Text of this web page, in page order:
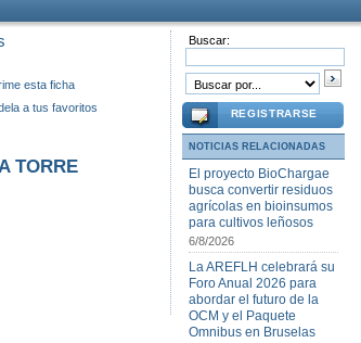
esta ficha
a tus favoritos
TORRE
Buscar:
REGISTRARSE
NOTICIAS RELACIONADAS
El proyecto BioChargae
busca convertir residuos
agrícolas en bioinsumos
para cultivos leñosos
6/8/2026
La AREFLH celebrará su
Foro Anual 2026 para
abordar el futuro de la
OCM y el Paquete
Omnibus en Bruselas